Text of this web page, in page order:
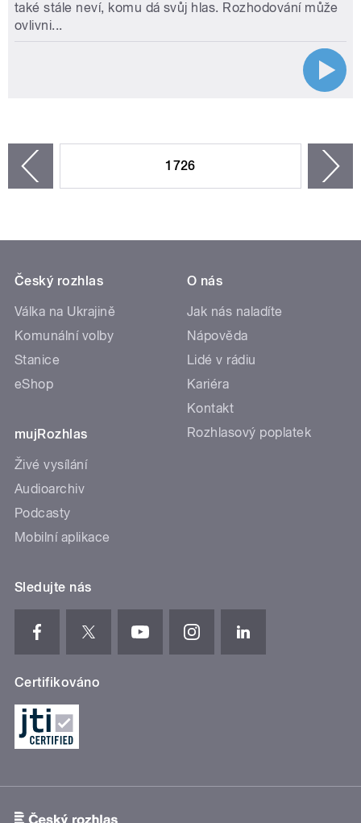
také stále neví, komu dá svůj hlas. Rozhodování může
ovlivni...
1726
Český rozhlas
Válka na Ukrajině
Komunální volby
Stanice
eShop
mujRozhlas
Živé vysílání
Audioarchiv
Podcasty
Mobilní aplikace
O nás
Jak nás naladíte
Nápověda
Lidé v rádiu
Kariéra
Kontakt
Rozhlasový poplatek
Sledujte nás
Certifikováno